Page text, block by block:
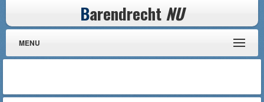
Barendrecht NU
MENU